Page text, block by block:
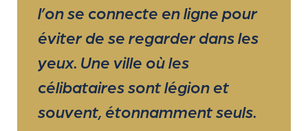
l’on se connecte en ligne pour
éviter de se regarder dans les
yeux. Une ville où les
célibataires sont légion et
souvent, étonnamment seuls.